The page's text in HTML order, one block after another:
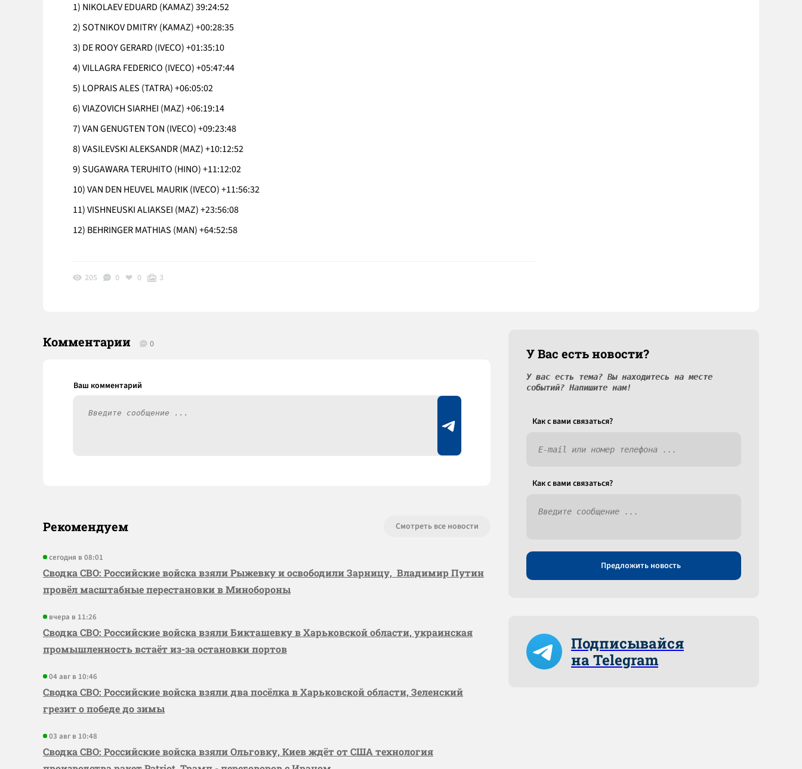
1) NIKOLAEV EDUARD (KAMAZ) 39:24:52
2) SOTNIKOV DMITRY (KAMAZ) +00:28:35
3) DE ROOY GERARD (IVECO) +01:35:10
4) VILLAGRA FEDERICO (IVECO) +05:47:44
5) LOPRAIS ALES (TATRA) +06:05:02
6) VIAZOVICH SIARHEI (MAZ) +06:19:14
7) VAN GENUGTEN TON (IVECO) +09:23:48
8) VASILEVSKI ALEKSANDR (MAZ) +10:12:52
9) SUGAWARA TERUHITO (HINO) +11:12:02
10) VAN DEN HEUVEL MAURIK (IVECO) +11:56:32
11) VISHNEUSKI ALIAKSEI (MAZ) +23:56:08
12) BEHRINGER MATHIAS (MAN) +64:52:58
205 0 0 3
Комментарии 0
Рекомендуем Смотреть все новости
сегодня в 08:01
Сводка СВО: Российские войска взяли Рыжевку и освободили Зарницу, Владимир Путин
провёл масштабные перестановки в Минобороны
вчера в 11:26
Сводка СВО: Российские войска взяли Бикташевку в Харьковской области, украинская
промышленность встаёт из-за остановки портов
04 авг в 10:46
Сводка СВО: Российские войска взяли два посёлка в Харьковской области, Зеленский
грезит о победе до зимы
03 авг в 10:48
Сводка СВО: Российские войска взяли Ольговку, Киев ждёт от США технология
У Вас есть новости?
У вас есть тема? Вы находитесь на месте
событий? Напишите нам!
Как c вами связаться?
Как c вами связаться?
Предложить новость
Подписывайся
на Telegram